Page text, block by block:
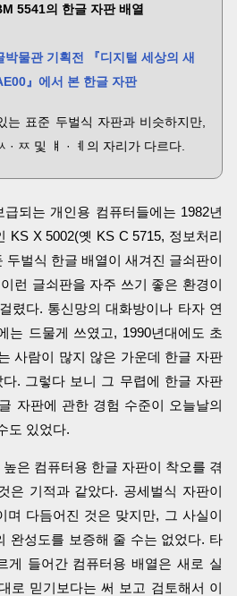
5541의 한글 자판 배열
박물관 기획전 『디지털 세상의 새
』에서 본 한글 자판
표준 두벌식 자판과 비슷하지만,
· ㅉ 및 ㅒ · ㅖ의 자리가 다르다.
되는 개인용 컴퓨터들에는 1982년
KS X 5002(옛 KS C 5715, 정보처리
두벌식 한글 배열이 새겨진 글쇠판이
런 글쇠판을 자주 쓰기 좋은 환경이
렸다. 통신망의 대화방이나 타자 연
는 드물게 쓰였고, 1990년대에도 초
사람이 많지 않은 가운데 한글 자판
. 그렇다 보니 그 무렵에 한글 자판
자판에 관한 경험 수준이 오늘날의
도 있었다.
은 컴퓨터용 한글 자판이 착오를 겪
은 기적과 같았다. 공세벌식 자판이
며 다듬어진 것은 맞지만, 그 사실이
완성도를 보증해 줄 수는 없었다. 타
게 들어간 컴퓨터용 배열은 새로 실
로 믿기보다는 써 보고 검토해서 이